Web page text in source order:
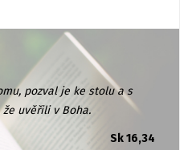
pozval je ke stolu a s
uvěřili v Boha.
Sk 16,34